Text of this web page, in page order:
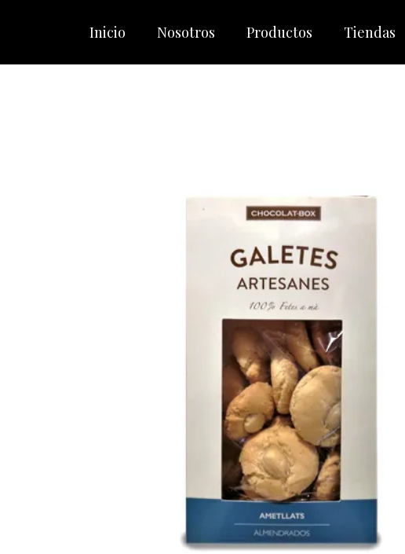
Inicio Nosotros Productos Tiendas